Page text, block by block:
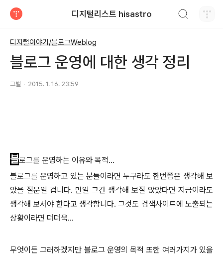
디지털리스트 hisastro
디지털이야기/블로그Weblog
블로그 운영에 대한 생각 정리
그별 2015. 1. 16. 23:59
블로그를 운영하는 이유와 목적...
블로그를 운영하고 있는 분들이라면 누구라도 한번쯤은 생각해 보
았을 질문일 겁니다. 만일 그간 생각해 보질 않았다면 지금이라도
생각해 보셔야 한다고 생각합니다. 그것도 검색사이트에 노출되는
상황이라면 더더욱...
무엇이든 그러하겠지만 블로그 운영의 목적 또한 여러가지가 있을